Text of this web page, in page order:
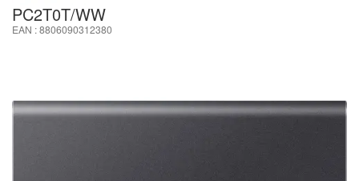
PC2T0T/WW
EAN : 8806090312380